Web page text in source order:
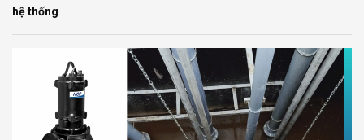
hệ thống